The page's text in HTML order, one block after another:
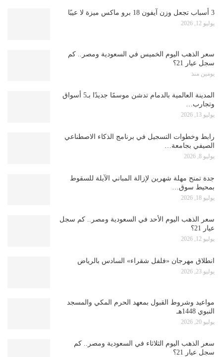
3 أسباب تجعل وزن آيفون 18 برو ماكس ميزة لا عيبًا
يوليو 12, 2026
سعر الذهب اليوم الخميس في السعودية ومصر.. كم
سجل عيار 21؟
يومين منذ
المدينة العالمية بالدمام تدشن موسمًا جديدًا بـ5 أسواق
وتجارب…
يوليو 13, 2026
رابط وخطوات التسجيل في برنامج الذكاء الاصطناعي
الصيفي بجامعة…
يوليو 8, 2026
جدة تمنح مهلة شهرين لإزالة المباني الآيلة للسقوط
بمحيط سوق…
يوليو 18, 2026
سعر الذهب اليوم الأحد في السعودية ومصر.. كم سجل
عيار 21؟
يوليو 12, 2026
انطلاق مهرجان «فلفل شقراء» السادس بالرياض
يوليو 23, 2026
مواعيد وشروط القبول بمعهد الحرم المكي والمسجد
النبوي 1448هـ
يوليو 20, 2026
سعر الذهب اليوم الثلاثاء في السعودية ومصر.. كم
سجل عيار 21؟